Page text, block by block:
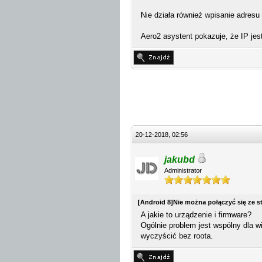
Nie działa również wpisanie
Aero2 asystent pokazuje, że IP
20-12-2018, 02:56
jakubd
Administrator
[Android 8]Nie można połączyć się ze
A jakie to urządzenie i firmware?
Ogólnie problem jest wspólny dla
wyczyścić bez roota.